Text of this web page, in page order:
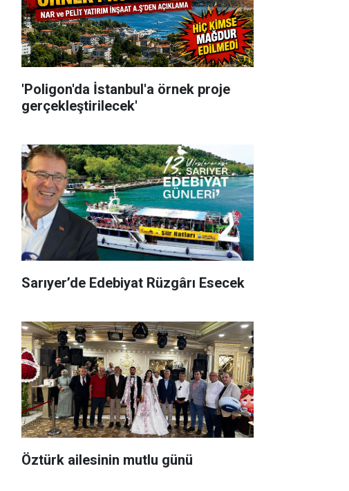
'Poligon'da İstanbul'a örnek proje
gerçekleştirilecek'
Sarıyer’de Edebiyat Rüzgârı Esecek
Öztürk ailesinin mutlu günü